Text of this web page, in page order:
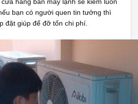
bạn có người quen tin tưởng thì
đặt giúp để đỡ tốn chi phí.